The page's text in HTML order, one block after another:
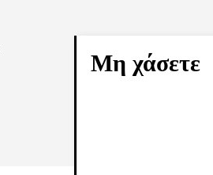
Μη χάσετε